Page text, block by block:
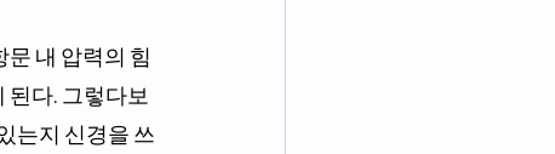
된다. 그렇다보
는지 신경을 쓰